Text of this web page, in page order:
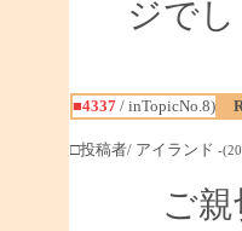
ジでし
■4337/ inTopicNo.8)
□投稿者/ アイランド -
ご親